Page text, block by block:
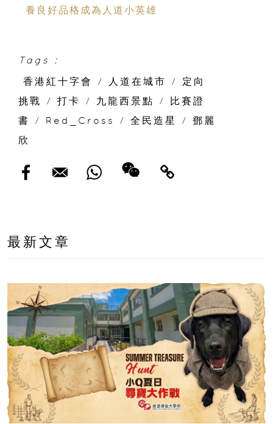
養良好品格成為人道小英雄
Tags :
香港紅十字會
/ 人道在城市 /
定向
挑戰
/ 打卡 / 九龍西景點 /
比賽證
書
/ Red_Cross / 全民造星 /
鄧麗
欣
最新文章